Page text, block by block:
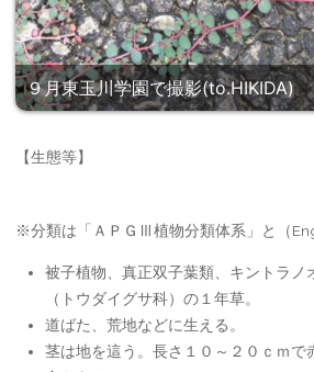
９月東玉川学園で撮影(to.HIKIDA)
【生態等】
※分類は「ＡＰＧⅢ植物分類体系」と（
被子植物、真正双子葉類、キントラノ
（トウダイグサ科）の１年草。
道ばた、荒地などに生える。
茎は地を這う。長さ１０～２０ｃｍで